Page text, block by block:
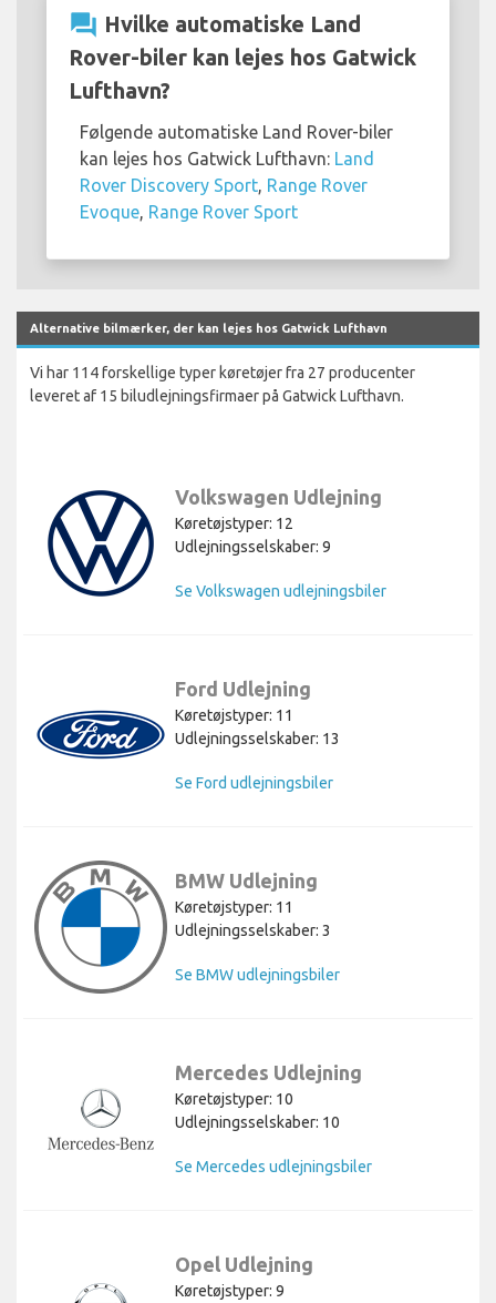
question_answer Hvilke automatiske Land
Rover-biler kan lejes hos Gatwick
Lufthavn?
Følgende automatiske Land Rover-biler
kan lejes hos Gatwick Lufthavn: Land
Rover Discovery Sport Range Rover
Evoque Range Rover Sport
Alternative bilmærker, der kan lejes hos Gatwick Lufthavn
Vi har 114 forskellige typer køretøjer fra 27 producenter
leveret af 15 biludlejningsfirmaer på Gatwick Lufthavn.
Volkswagen Udlejning
Køretøjstyper: 12
Udlejningsselskaber: 9
Se Volkswagen udlejningsbiler
Ford Udlejning
Køretøjstyper: 11
Udlejningsselskaber: 13
Se Ford udlejningsbiler
BMW Udlejning
Køretøjstyper: 11
Udlejningsselskaber: 3
Se BMW udlejningsbiler
Mercedes Udlejning
Køretøjstyper: 10
Udlejningsselskaber: 10
Se Mercedes udlejningsbiler
Opel Udlejning
Køretøjstyper: 9